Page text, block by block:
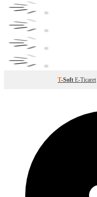
T-Soft E-Ticaret